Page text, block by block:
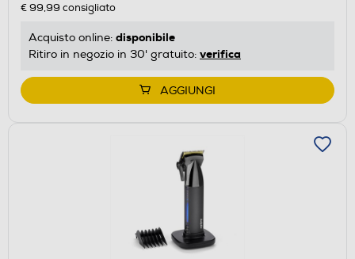
€ 99,99 consigliato
Acquisto online: disponibile
Ritiro in negozio in 30' gratuito: verifica
AGGIUNGI